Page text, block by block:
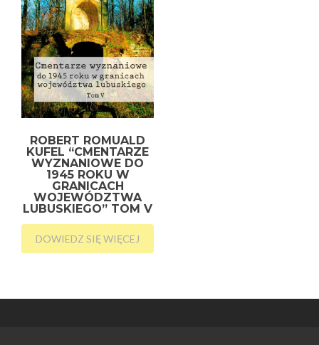
ROBERT ROMUALD
KUFEL “CMENTARZE
WYZNANIOWE DO
1945 ROKU W
GRANICACH
WOJEWÓDZTWA
LUBUSKIEGO” TOM V
DOWIEDZ SIĘ WIĘCEJ